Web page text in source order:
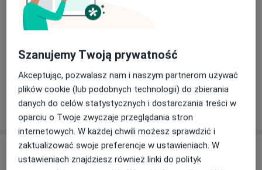
Pokaż więcejo doświadczeniu
Aktualności
Szanujemy Twoją prywatność
Akceptując, pozwalasz nam i naszym partnerom używać
plików cookie (lub podobnych technologii) do zbierania
danych do celów statystycznych i dostarczania treści w
oparciu o Twoje zwyczaje przeglądania stron
internetowych. W każdej chwili możesz sprawdzić i
zaktualizować swoje preferencje w ustawieniach. W
ustawieniach znajdziesz również linki do polityk